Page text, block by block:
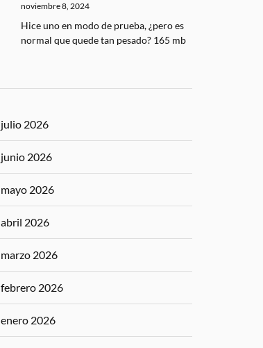
noviembre 8, 2024
Hice uno en modo de prueba, ¿pero es
normal que quede tan pesado? 165 mb
julio 2026
junio 2026
mayo 2026
abril 2026
marzo 2026
febrero 2026
enero 2026